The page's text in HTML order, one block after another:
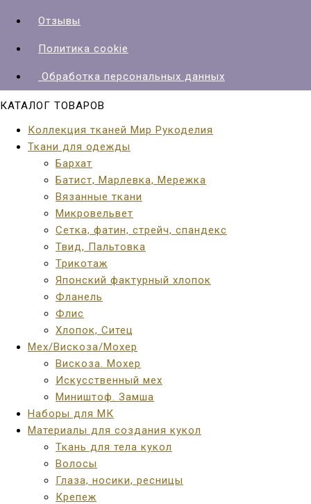
Отзывы
Политика cookie
Обработка персональных данных
КАТАЛОГ ТОВАРОВ
Коллекция тканей Мир Рукоделия
Ткани для одежды
Бархат
Батист, Марлевка, Мережка
Вязанные ткани
Микровельвет
Сетка, фатин, стрейч, спандекс
Твид, Пальтовка
Трикотаж
Японский фактурный хлопок
Фланель
Флис
Хлопок, Ситец
Мех/Вискоза/Мохер
Вискоза. Мохер
Искусственный мех
Миништоф. Замша
Наборы для МК
Материалы для создания кукол
Ткань для тела кукол
Волосы
Глаза, носики, ресницы
Крепеж